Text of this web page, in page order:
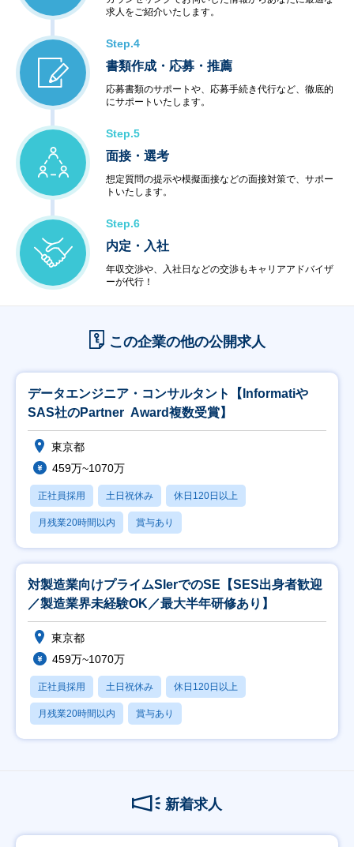
求人をご紹介いたします。
Step.4
書類作成・応募・推薦
応募書類のサポートや、応募手続き代行など、徹底的
にサポートいたします。
Step.5
面接・選考
想定質問の提示や模擬面接などの面接対策で、サポー
トいたします。
Step.6
内定・入社
年収交渉や、入社日などの交渉もキャリアアドバイザ
ーが代行！
この企業の他の公開求人
データエンジニア・コンサルタント【Informatiや
SAS社のPartner Award複数受賞】
東京都
459万~1070万
正社員採用 土日祝休み 休日120日以上
月残業20時間以内 賞与あり
対製造業向けプライムSIerでのSE【SES出身者歓迎
／製造業界未経験OK／最大半年研修あり】
東京都
459万~1070万
正社員採用 土日祝休み 休日120日以上
月残業20時間以内 賞与あり
新着求人